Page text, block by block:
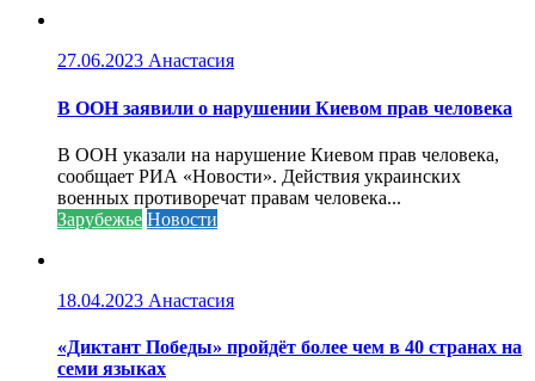
27.06.2023 Анастасия
В ООН заявили о нарушении Киевом прав человека
В ООН указали на нарушение Киевом прав человека,
сообщает РИА «Новости». Действия украинских
военных противоречат правам человека...
Зарубежье Новости
18.04.2023 Анастасия
«Диктант Победы» пройдёт более чем в 40 странах на
семи языках